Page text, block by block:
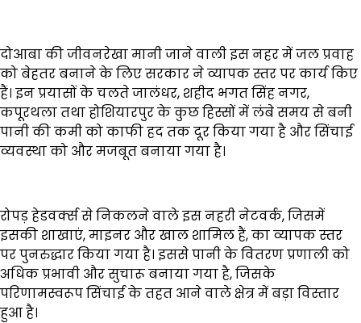
दोआबा की जीवनरेखा मानी जाने वाली इस नहर में जल प्रवाह
को बेहतर बनाने के लिए सरकार ने व्यापक स्तर पर कार्य किए
हैं। इन प्रयासों के चलते जालंधर, शहीद भगत सिंह नगर,
कपूरथला तथा होशियारपुर के कुछ हिस्सों में लंबे समय से बनी
पानी की कमी को काफी हद तक दूर किया गया है और सिंचाई
व्यवस्था को और मजबूत बनाया गया है।
रोपड़ हेडवर्क्स से निकलने वाले इस नहरी नेटवर्क, जिसमें
इसकी शाखाएं, माइनर और खाल शामिल हैं, का व्यापक स्तर
पर पुनरुद्धार किया गया है। इससे पानी के वितरण प्रणाली को
अधिक प्रभावी और सुचारू बनाया गया है, जिसके
परिणामस्वरूप सिंचाई के तहत आने वाले क्षेत्र में बड़ा विस्तार
हुआ है।